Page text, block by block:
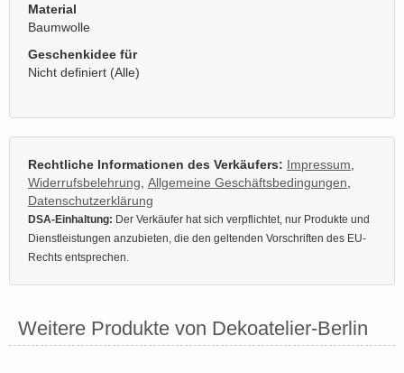
Material
Baumwolle
Geschenkidee für
Nicht definiert (Alle)
Rechtliche Informationen des Verkäufers: Impressum
Widerrufsbelehrung Allgemeine Geschäftsbedingungen
Datenschutzerklärung
DSA-Einhaltung: Der Verkäufer hat sich verpflichtet, nur Produkte und
Dienstleistungen anzubieten, die den geltenden Vorschriften des EU-
Rechts entsprechen.
Weitere Produkte von Dekoatelier-Berlin